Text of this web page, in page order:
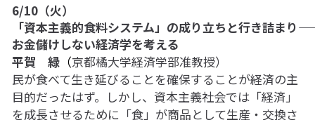
6/10（火）
「資本主義的食料システム」の成り立ちと行き詰まり――
お金儲けしない経済学を考える
平賀　緑（京都橘大学経済学部准教授）
民が食べて生き延びることを確保することが経済の主
目的だったはず。しかし、資本主義社会では「経済」
を成長させるために「食」が商品として生産・交換さ
英文精読